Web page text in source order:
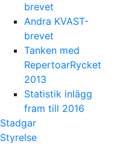
brevet
Andra KVAST-
brevet
Tanken med
RepertoarRycket
2013
Statistik inlägg
fram till 2016
Stadgar
Styrelse